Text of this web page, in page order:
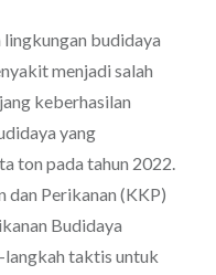
lingkungan budidaya
menjadi salah
keberhasilan
yang
ton pada tahun 2022.
dan Perikanan (KKP)
Budidaya
langkah taktis untuk